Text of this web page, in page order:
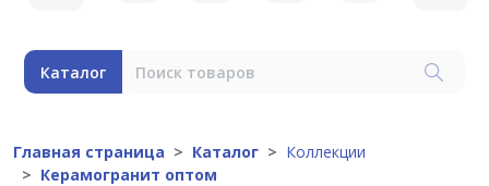
Каталог
Главная страница Каталог
Коллекции
Керамогранит оптом